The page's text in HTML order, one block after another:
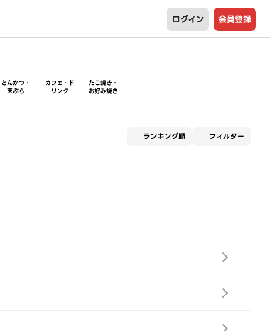
ログイン 会員登録
とんかつ・
天ぷら
カフェ・ド
リンク
たこ焼き・
お好み焼き
ランキング順 フィルター